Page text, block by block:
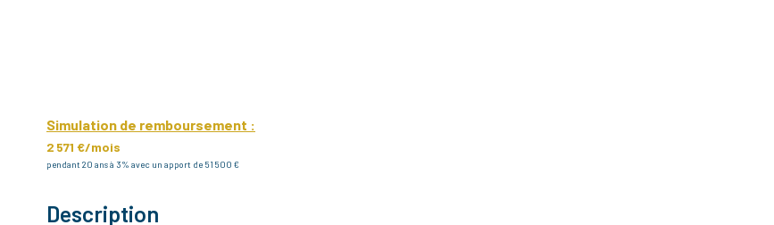
Simulation de remboursement :
2 571 €/mois
pendant 20 ans à 3% avec un apport de 51 500 €
Description